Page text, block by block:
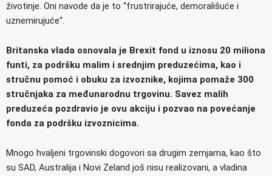
životinje. Oni navode da je to “frustrirajuće, demorališuće i
uznemirujuće“.
Britanska vlada osnovala je Brexit fond u iznosu 20 miliona
funti, za podršku malim i srednjim preduzećima, kao i
stručnu pomoć i obuku za izvoznike, kojima pomaže 300
stručnjaka za međunarodnu trgovinu. Savez malih
preduzeća pozdravio je ovu akciju i pozvao na povećanje
fonda za podršku izvoznicima.
Mnogo hvaljeni trgovinski dogovori sa drugim zemjama, kao što
su SAD, Australija i Novi Zeland još nisu realizovani, a vladina